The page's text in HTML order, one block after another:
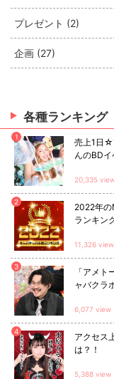
プレゼント (2)
企画 (27)
各種ランキング
1
売上1日
んのBDイ
20,335
2
2022年の
ランキン
11,326 view
3
「アメ
ャバクラ
6,077 view
4
アクセス
は？！
5,388 view